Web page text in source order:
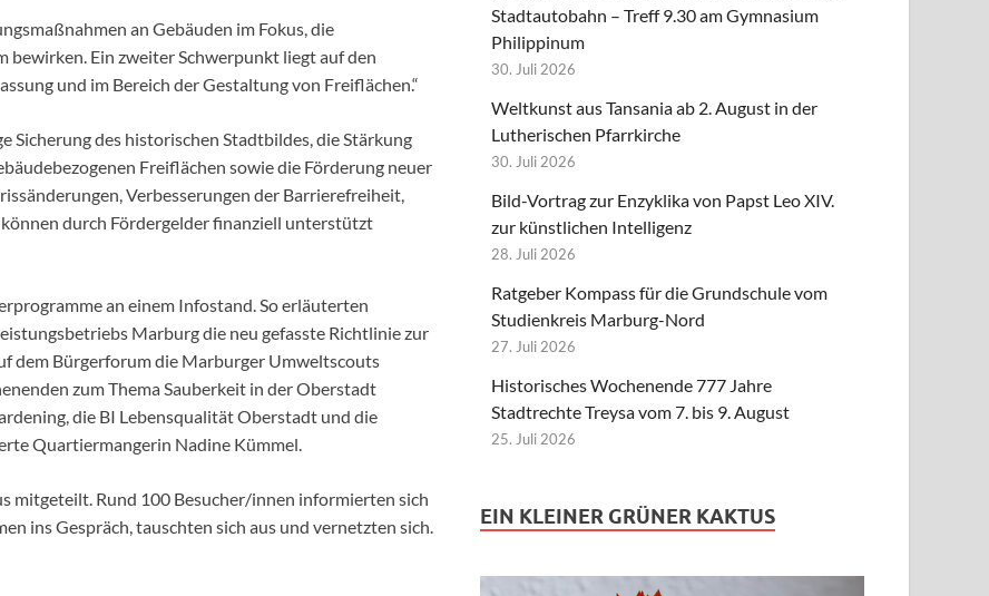
an Gebäuden im Fokus, die
bewirken. Ein zweiter Schwerpunkt liegt auf den
und im Bereich der Gestaltung von Freiflächen.“
Sicherung des historischen Stadtbildes, die Stärkung
Freiflächen sowie die Förderung neuer
Verbesserungen der Barrierefreiheit,
durch Fördergelder finanziell unterstützt
an einem Infostand. So erläuterten
Marburg die neu gefasste Richtlinie zur
dem Bürgerforum die Marburger Umweltscouts
zum Thema Sauberkeit in der Oberstadt
die BI Lebensqualität Oberstadt und die
Quartiermangerin Nadine Kümmel.
mitgeteilt. Rund 100 Besucher/innen informierten sich
ins Gespräch, tauschten sich aus und vernetzten sich.
Stadtautobahn – Treff 9.30 am Gymnasium
Philippinum
30. Juli 2026
Weltkunst aus Tansania ab 2. August in der
Lutherischen Pfarrkirche
30. Juli 2026
Bild-Vortrag zur Enzyklika von Papst Leo XIV.
zur künstlichen Intelligenz
28. Juli 2026
Ratgeber Kompass für die Grundschule vom
Studienkreis Marburg-Nord
27. Juli 2026
Historisches Wochenende 777 Jahre
Stadtrechte Treysa vom 7. bis 9. August
25. Juli 2026
EIN KLEINER GRÜNER KAKTUS